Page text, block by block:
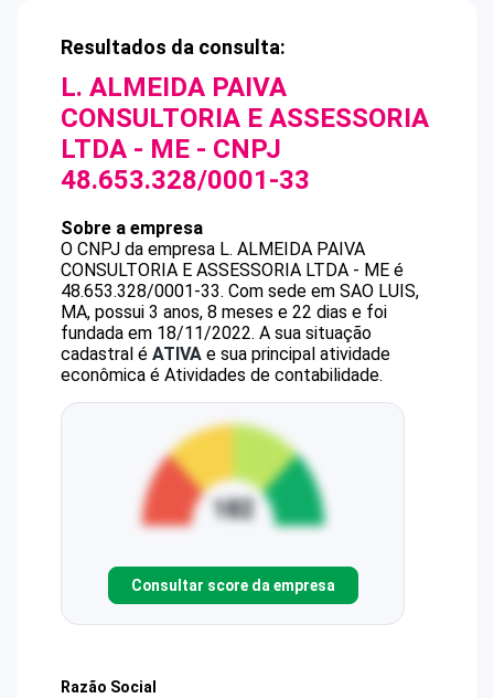
Resultados da consulta:
L. ALMEIDA PAIVA
CONSULTORIA E ASSESSORIA
LTDA - ME - CNPJ
48.653.328/0001-33
Sobre a empresa
O CNPJ da empresa L. ALMEIDA PAIVA
CONSULTORIA E ASSESSORIA LTDA - ME é
48.653.328/0001-33. Com sede em SAO LUIS,
MA, possui 3 anos, 8 meses e 22 dias e foi
fundada em 18/11/2022. A sua situação
cadastral é ATIVA e sua principal atividade
econômica é Atividades de contabilidade.
Consultar score da empresa
Razão Social